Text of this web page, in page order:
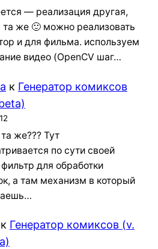
— реализация другая,
та же 🙂 можно реализовать
и для фильма. используем
видео (OpenCV шаг…
к Генератор комиксов
та же??? Тут
по сути своей
для обработки
а там механизм в который
к Генератор комиксов (v.